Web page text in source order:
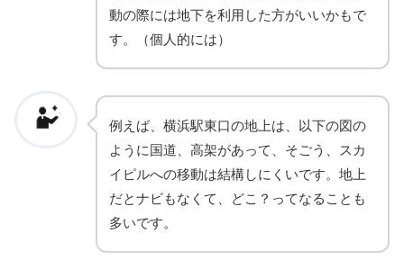
動の際には地下を利用した方がいいかもで
す。（個人的には）
例えば、横浜駅東口の地上は、以下の図の
ように国道、高架があって、そごう、スカ
イピルへの移動は結構しにくいです。地上
だとナビもなくて、どこ？ってなることも
多いです。